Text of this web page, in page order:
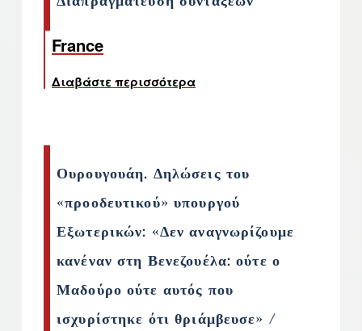
France
Διαβάστε περισσότερα
Ουρουγουάη. Δηλώσεις του
«προοδευτικού» υπουργού
Εξωτερικών: «Δεν αναγνωρίζουμε
κανέναν στη Βενεζουέλα: ούτε ο
Μαδούρο ούτε αυτός που
ισχυρίστηκε ότι θριάμβευσε» /